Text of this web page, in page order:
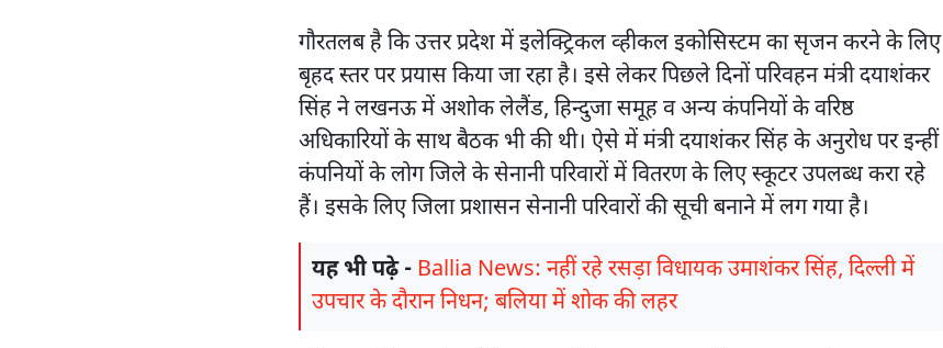
गौरतलब है कि उत्तर प्रदेश में इलेक्ट्रिकल व्हीकल इकोसिस्टम का सृजन करने के लिए
बृहद स्तर पर प्रयास किया जा रहा है। इसे लेकर पिछले दिनों परिवहन मंत्री दयाशंकर
सिंह ने लखनऊ में अशोक लेलैंड, हिन्दुजा समूह व अन्य कंपनियों के वरिष्ठ
अधिकारियों के साथ बैठक भी की थी। ऐसे में मंत्री दयाशंकर सिंह के अनुरोध पर इन्हीं
कंपनियों के लोग जिले के सेनानी परिवारों में वितरण के लिए स्कूटर उपलब्ध करा रहे
हैं। इसके लिए जिला प्रशासन सेनानी परिवारों की सूची बनाने में लग गया है।
यह भी पढ़े - Ballia News: नहीं रहे रसड़ा विधायक उमाशंकर सिंह, दिल्ली में
उपचार के दौरान निधन; बलिया में शोक की लहर